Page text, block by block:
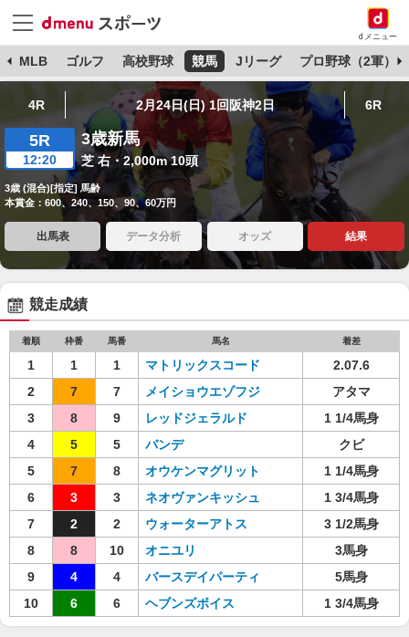
dメニュー
MLB ゴルフ 高校野球 競馬 Jリーグ プロ野球（2軍）
4R 2月24日(日) 1回阪神2日 6R
5R
12:20
3歳新馬
芝 右・2,000m 10頭
3歳 (混合)[指定] 馬齢
本賞金：600、240、150、90、60万円
出馬表 データ分析 オッズ 結果
競走成績
着順 枠番 馬番 馬名 着差
1 1 1 マトリックスコード
2.07.6
2
7 7 メイショウエゾフジ
アタマ
3
8 9 レッドジェラルド
1 1/4馬身
4
5 5 バンデ
クビ
5
7 8 オウケンマグリット
1 1/4馬身
6
3 3 ネオヴァンキッシュ
1 3/4馬身
7
2 2 ウォーターアトス
3 1/2馬身
8
8 10 オニユリ
3馬身
9
4 4 バースデイパーティ
5馬身
10
6 6 ヘブンズボイス 1 3/4馬身